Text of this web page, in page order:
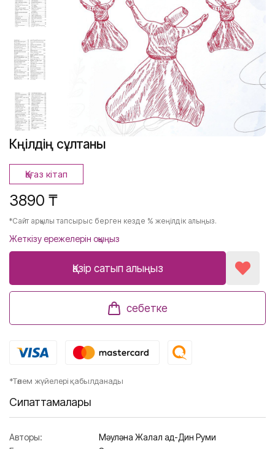
Көңілдің сұлтаны
Қағаз кітап
3890 ₸
*Сайт арқылы тапсырыс берген кезде % жеңілдік алыңыз.
Жеткізу ережелерін оқыңыз
Қазір сатып алыңыз
себетке
*Төлем жүйелері қабылданады
Сипаттамалары
Авторы:
Мәуләна Жалал ад-Дин Руми